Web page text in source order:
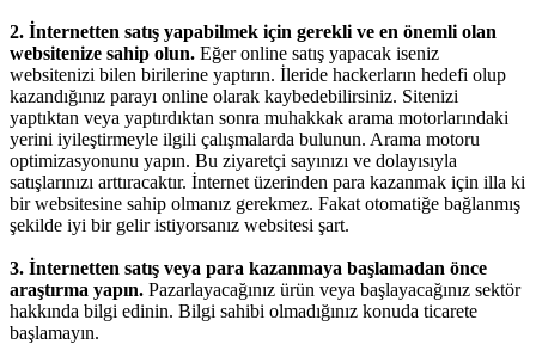
2. İnternetten satış yapabilmek için gerekli ve en önemli olan
websitenize sahip olun. Eğer online satış yapacak iseniz
websitenizi bilen birilerine yaptırın. İleride hackerların hedefi olup
kazandığınız parayı online olarak kaybedebilirsiniz. Sitenizi
yaptıktan veya yaptırdıktan sonra muhakkak arama motorlarındaki
yerini iyileştirmeyle ilgili çalışmalarda bulunun. Arama motoru
optimizasyonunu yapın. Bu ziyaretçi sayınızı ve dolayısıyla
satışlarınızı arttıracaktır. İnternet üzerinden para kazanmak için illa ki
bir websitesine sahip olmanız gerekmez. Fakat otomatiğe bağlanmış
şekilde iyi bir gelir istiyorsanız websitesi şart.
3. İnternetten satış veya para kazanmaya başlamadan önce
araştırma yapın. Pazarlayacağınız ürün veya başlayacağınız sektör
hakkında bilgi edinin. Bilgi sahibi olmadığınız konuda ticarete
başlamayın.